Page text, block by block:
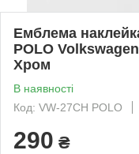
Емблема
POLO
Хром
В наявності
Код: VW-27CH POLO
290 ₴